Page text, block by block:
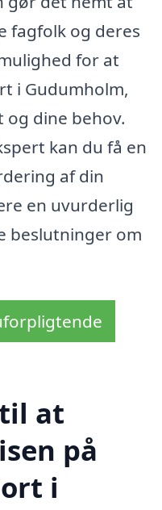
fagfolk og deres
for at
i Gudumholm,
dine behov.
kan du få en
af din
en uvurderlig
beslutninger om
at
på
i